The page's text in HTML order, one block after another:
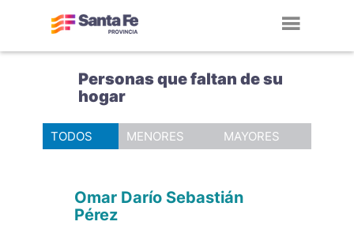
Personas que faltan de su
hogar
TODOS MENORES MAYORES
Omar Darío Sebastián
Pérez